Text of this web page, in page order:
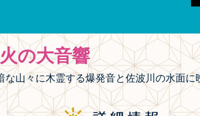
の大音響
山々に木霊する爆発音と佐波川の水面に